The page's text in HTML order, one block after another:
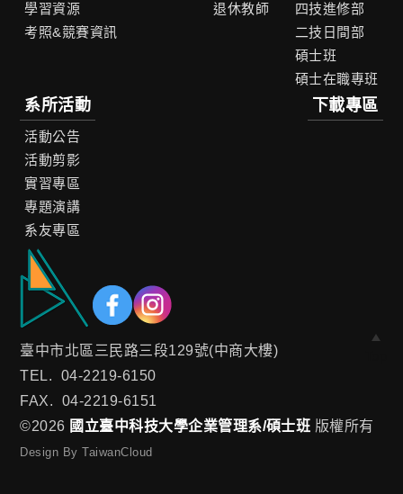
臺中市北區三民路三段129號(中商大樓)
TEL.
04-2219-6150
FAX.
04-2219-6151
©2026 國立臺中科技大學企業管理系/碩士班 版權所有
Design By TaiwanCloud
學習資源
考照&競賽資訊
退休教師
四技進修部
二技日間部
碩士班
碩士在職專班
系所活動
活動公告
活動剪影
實習專區
專題演講
系友專區
下載專區